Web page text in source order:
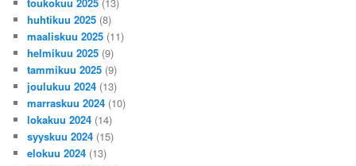
toukokuu 2025 (13)
huhtikuu 2025 (8)
maaliskuu 2025 (11)
helmikuu 2025 (9)
tammikuu 2025 (9)
joulukuu 2024 (13)
marraskuu 2024 (10)
lokakuu 2024 (14)
syyskuu 2024 (15)
elokuu 2024 (13)